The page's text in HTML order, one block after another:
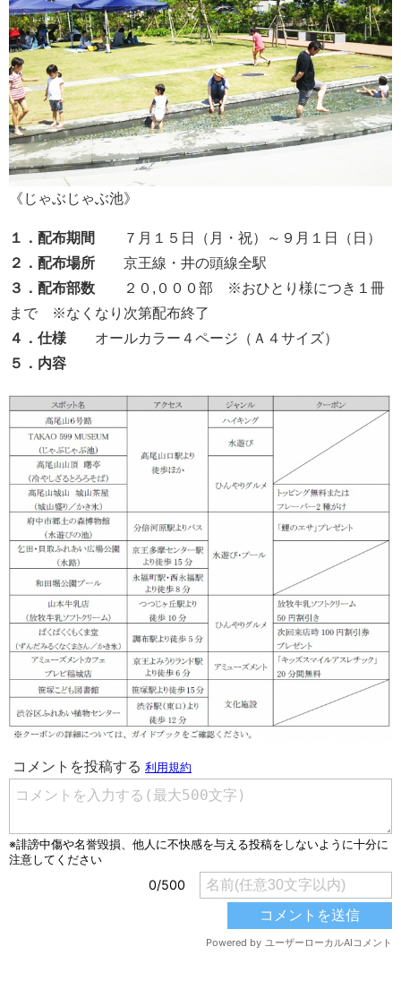
《じゃぶじゃぶ池》
１ ． 配布期間
７月１５日（月・祝）～９月１日（日）
２ ． 配布場所
京王線・井の頭線全駅
３ ． 配布部数
２０,０００部 ※おひとり様につき１冊
まで ※なくなり次第配布終了
４ ． 仕様
オールカラー４ページ（Ａ４サイズ）
５ ． 内容